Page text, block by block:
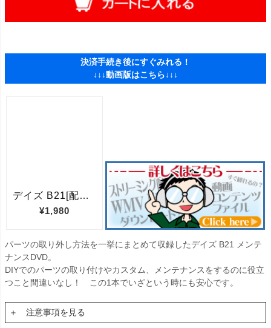
決済手続き後にすぐみれる！
↓↓↓動画版はこちら↓↓↓
パーツの取り外し方法を一挙にまとめて収録したデイズ B21 メンテ
ナンスDVD。
DIYでのパーツの取り付けやカスタム、メンテナンスをするのに役立
つこと間違いなし！ この1本でいざという時にも安心です。
＋ 注意事項を見る